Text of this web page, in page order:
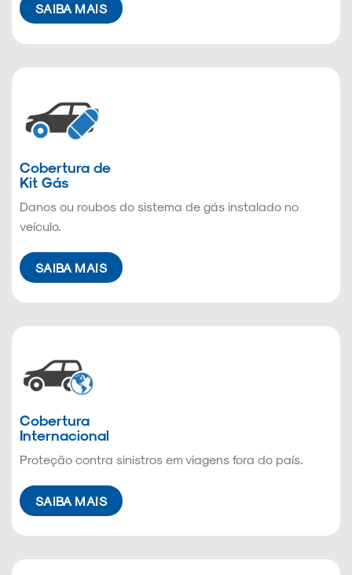
SAIBA MAIS
Cobertura de
Kit Gás
Danos ou roubos do sistema de gás instalado no
veículo.
SAIBA MAIS
Cobertura
Internacional
Proteção contra sinistros em viagens fora do país.
SAIBA MAIS